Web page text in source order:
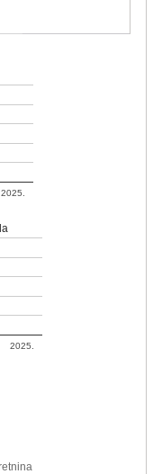
2025.
2025.